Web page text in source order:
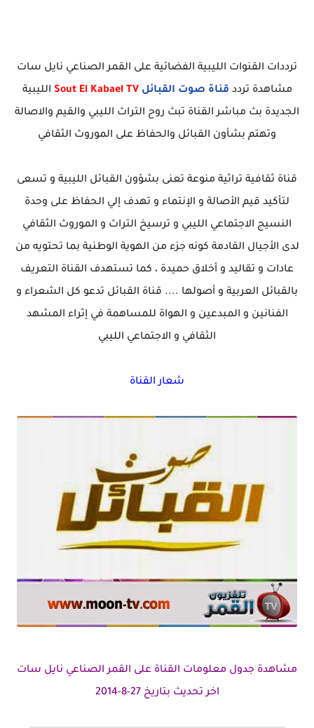
ترددات القنوات الليبية الفضائية على القمر الصناعي نايل سات
مشاهدة تردد قناة صوت القبائل Sout El Kabael TV الليبية
الجديدة بث مباشر القناة تبث روح التراث الليبي والقيم والاصالة
وتهتم بشأون القبائل والحفاظ على الموروث الثقافي
قناة ثقافية تراثية منوعة تعنى بشؤون القبائل الليبية و تسعى
لتأكيد قيم الأصالة و الإنتماء و تهدف إلي الحفاظ على وحدة
النسيج الاجتماعي الليبي و ترسيخ التراث و الموروث الثقافي
لدى الأجيال القادمة كونه جزء من الهوية الوطنية بما تحتويه من
عادات و تقاليد و أخلاق حميدة ، كما تستهدف القناة التعريف
بالقبائل العربية و أصولها .... قناة القبائل تدعو كل الشعراء و
الفنانين و المبدعين و الهواة للمساهمة في إثراء المشهد
الثقافي و الاجتماعي الليبي
شعار القناة
مشاهدة جدول معلومات القناة على القمر الصناعي نايل سات
اخر تحديث بتاريخ 27-8-2014